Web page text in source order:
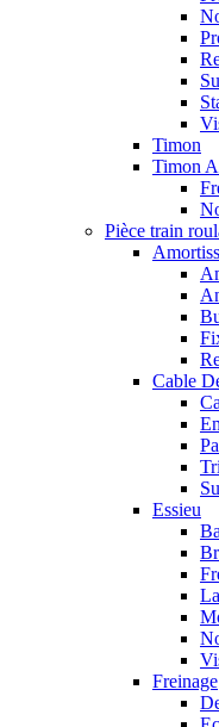
Timon
Timon
Pièce train
Cable
Essieu
Freinage